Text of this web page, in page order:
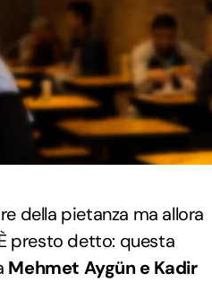
della pietanza ma allora
presto detto: questa
Mehmet Aygün e Kadir